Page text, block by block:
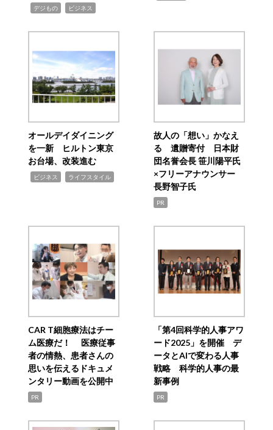
デジもの ビジネス
オールデイダイニング
を一新 ヒルトン東京
お台場、改装進む
ビジネス ライフスタイル
故人の「想い」かなえ
る 遺贈寄付 日本財
団名誉会長 笹川陽平氏
×フリーアナウンサー
長野智子氏
PR
CAR T細胞療法はチー
ム医療だ！ 医療従事
者の情熱、患者さんの
思いを伝えるドキュメ
ンタリー動画を公開中
PR
「第4回科学的人事アワ
ード2025」を開催 デ
ータとAIで変わる人事
戦略 科学的人事の最
新事例
PR